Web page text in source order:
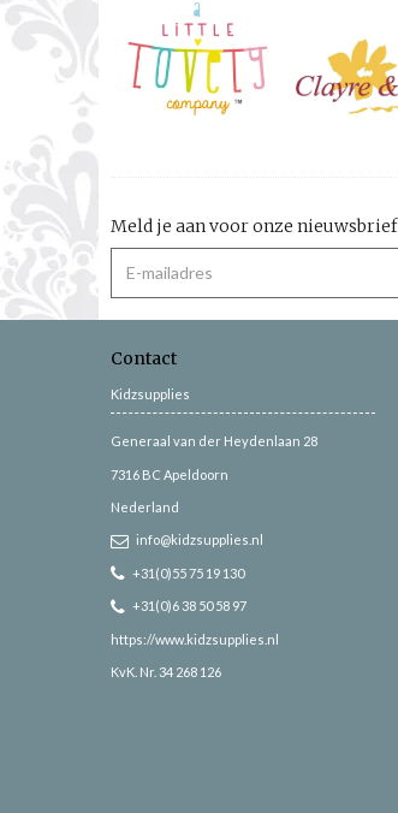
Meld je aan voor onze nieuwsbrief
Contact
Kidzsupplies
Generaal van der Heydenlaan 28
7316 BC Apeldoorn
Nederland
info@kidzsupplies.nl
+31(0)55 75 19 130
+31(0)6 38 50 58 97
https://www.kidzsupplies.nl
KvK. Nr. 34 268 126